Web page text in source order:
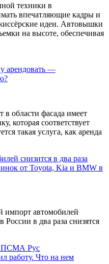
техники в
впечатляющие кадры и
идеи. Автовышки
на высоте, обеспечивая
арендовать —
в области фасада имеет
которая соответствует
такая услуга, как аренда
от Toyota, Kia и BMW в
импорт автомобилей
России в два раза снизятся
работу. Что на нем